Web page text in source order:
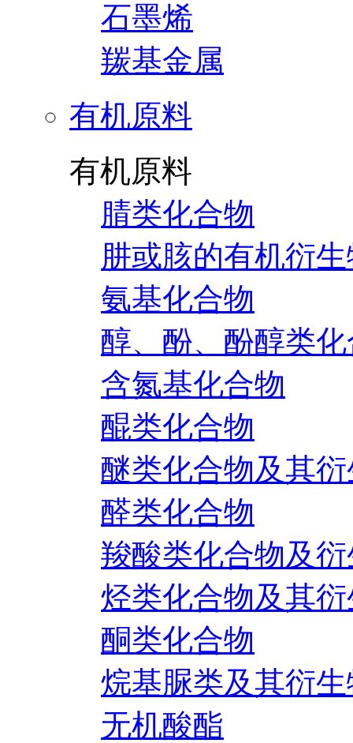
石墨烯
羰基金属
有机原料
有机原料
腈类化合物
肼或胲的有机衍
氨基化合物
醇、酚、酚醇类
含氮基化合物
醌类化合物
醚类化合物及其
醛类化合物
羧酸类化合物及
烃类化合物及其
酮类化合物
烷基脲类及其衍
无机酸酯